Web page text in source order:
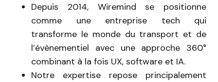
Depuis 2014, Wiremind se positionne
comme une entreprise tech qui
transforme le monde du transport et de
l’évènementiel avec une approche 360°
combinant à la fois UX, software et IA.
Notre expertise repose principalement